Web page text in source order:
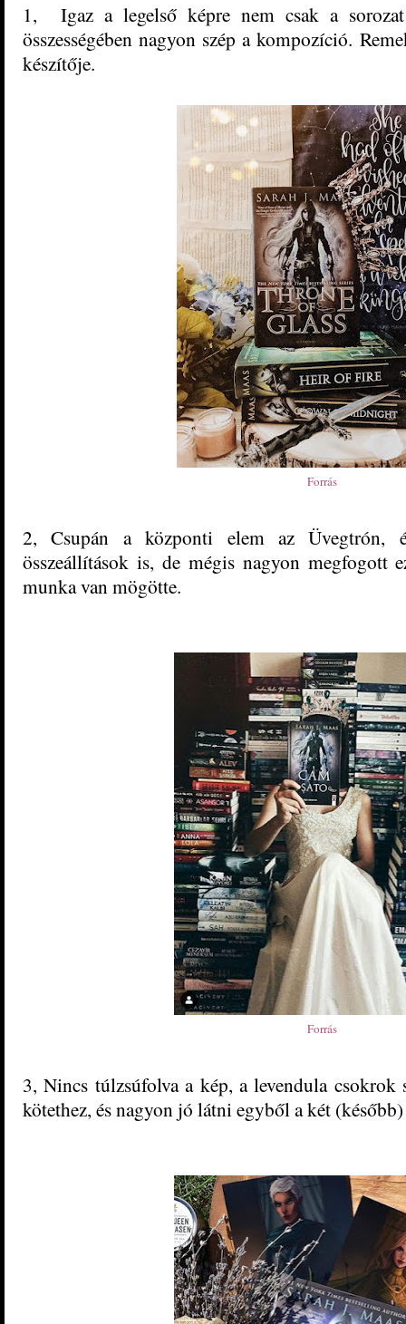
1, Igaz a legelső képre nem csak a
összességében nagyon szép a kompozíció.
készítője.
Forrás
2, Csupán a központi elem az Üvegtrón,
összeállítások is, de mégis nagyon megfogott
munka van mögötte.
Forrás
3, Nincs túlzsúfolva a kép, a levendula csokrok
kötethez, és nagyon jó látni egyből a két